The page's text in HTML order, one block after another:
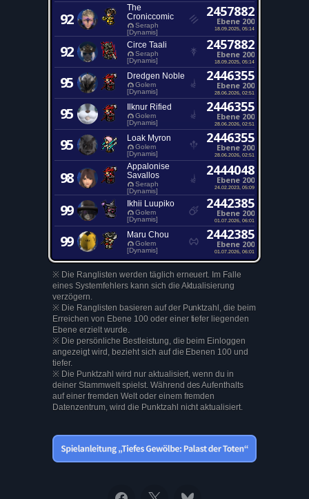
92
The
Croniccomic
Seraph
[Dynamis]
2457882
Ebene 200
18.09.2025, 05:14
92 Circe Taali
Seraph
[Dynamis]
2457882
Ebene 200
18.09.2025, 05:14
95 Dredgen Noble
Golem
[Dynamis]
2446355
Ebene 200
28.06.2026, 02:51
95 Ilknur Rified
Golem
[Dynamis]
2446355
Ebene 200
28.06.2026, 02:51
95 Loak Myron
Golem
[Dynamis]
2446355
Ebene 200
28.06.2026, 02:51
98
Appalonise
Savallos
Seraph
[Dynamis]
2444048
Ebene 200
24.02.2023, 05:09
99 Ikhii Luupiko
Golem
[Dynamis]
2442385
Ebene 200
01.07.2026, 06:01
99 Maru Chou
Golem
[Dynamis]
2442385
Ebene 200
01.07.2026, 06:01
※ Die Ranglisten werden täglich erneuert. Im Falle
eines Systemfehlers kann sich die Aktualisierung
verzögern.
※ Die Ranglisten basieren auf der Punktzahl, die beim
Erreichen von Ebene 100 oder einer tiefer liegenden
Ebene erzielt wurde.
※ Die persönliche Bestleistung, die beim Einloggen
angezeigt wird, bezieht sich auf die Ebenen 100 und
tiefer.
※ Die Punktzahl wird nur aktualisiert, wenn du in
deiner Stammwelt spielst. Während des Aufenthalts
auf einer fremden Welt oder einem fremden
Datenzentrum, wird die Punktzahl nicht aktualisiert.